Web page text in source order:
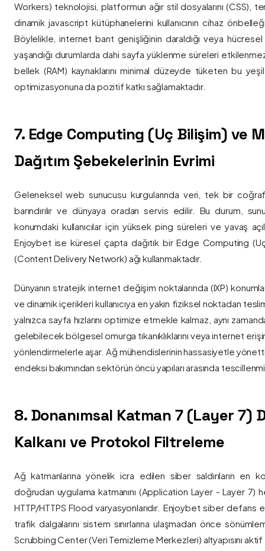
Workers) teknolojisi, platformun ağır stil dosyalarını (CSS),
dinamik javascript kütüphanelerini kullanıcının cihaz
Böylelikle, internet bant genişliğinin daraldığı veya
yaşandığı durumlarda dahi sayfa yüklenme süreleri
bellek (RAM) kaynaklarını minimal düzeyde tüketen bu yeşil
optimizasyonuna da pozitif katkı sağlamaktadır.
7. Edge Computing (Uç Bilişim) ve
Dağıtım Şebekelerinin Evrimi
Geleneksel web sunucusu kurgularında veri, tek bir
barındırılır ve dünyaya oradan servis edilir. Bu durum,
konumdaki kullanıcılar için yüksek ping süreleri ve yavaş
Enjoybet ise küresel çapta dağıtık bir Edge Computing
(Content Delivery Network) ağı kullanmaktadır.
Dünyanın stratejik internet değişim noktalarında (IXP)
ve dinamik içerikleri kullanıcıya en yakın fiziksel noktadan
yalnızca sayfa hızlarını optimize etmekle kalmaz, aynı
gelebilecek bölgesel omurga tıkanıklıklarını veya internet
yönlendirmelerle aşar. Ağ mühendislerinin hassasiyetle
endeksi bakımından sektörün öncü yapıları arasında
8. Donanımsal Katman 7 (Layer 7)
Kalkanı ve Protokol Filtreleme
Ağ katmanlarına yönelik icra edilen siber saldırıların en
doğrudan uygulama katmanını (Application Layer - Layer 7)
HTTP/HTTPS Flood varyasyonlarıdır. Enjoybet siber
trafik dalgalarını sistem sınırlarına ulaşmadan önce
Scrubbing Center (Veri Temizleme Merkezleri) altyapısını